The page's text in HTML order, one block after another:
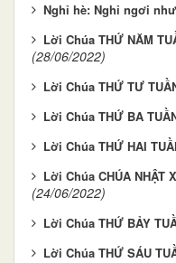
Nghỉ hè: Nghỉ ngơi
Lời Chúa THỨ NĂM
(28/06/2022)
Lời Chúa THỨ TƯ
Lời Chúa THỨ BA
Lời Chúa THỨ HAI
Lời Chúa CHÚA NHẬT
(24/06/2022)
Lời Chúa THỨ BẢY
Lời Chúa THỨ SÁU